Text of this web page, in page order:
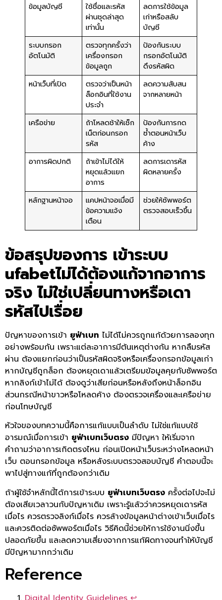
ข้อมูลบัญชี
ใช้ชื่อและรหัส
ผ่านชุดล่าสุด
เท่านั้น
ลดการใช้ข้อมูล
เก่าหรือสลับ
บัญชี
ระบบกรอก
อัตโนมัติ
ตรวจทุกครั้งว่า
เครื่องกรอก
ข้อมูลถูก
ป้องกันระบบ
กรอกอัตโนมัติ
ดึงรหัสผิด
หน้าเว็บที่เปิด
ตรวจว่าเป็นหน้า
ล็อกอินที่ใช้งาน
ประจำ
ลดความสับสน
จากหลายหน้า
เครือข่าย
ถ้าโหลดช้าให้เช็ก
เน็ตก่อนกรอก
รหัส
ป้องกันการกด
ซ้ำตอนหน้าเว็บ
ค้าง
อาการผิดปกติ
ถ้าเข้าไม่ได้ให้
หยุดแล้วแยก
อาการ
ลดการเดารหัส
ผิดหลายครั้ง
หลักฐานหน้าจอ
แคปหน้าจอเมื่อมี
ข้อความแจ้ง
เตือน
ช่วยให้ซัพพอร์ต
ตรวจสอบเร็วขึ้น
ข้อสรุปของการ เข้าระบบ
ufabetไม่ได้ต้องแก้จากอาการ
จริง ไม่ใช่เปลี่ยนทางหรือเดา
รหัสไปเรื่อย
ปัญหาของการเข้า ยูฟ่าเบท ไม่ได้ไม่ควรถูกแก้ด้วยการลองทุก
อย่างพร้อมกัน เพราะแต่ละอาการมีต้นเหตุต่างกัน หากลืมรหัส
ผ่าน ต้องแยกก่อนว่าเป็นรหัสผิดจริงหรือเครื่องกรอกข้อมูลเก่า
หากบัญชีถูกล็อก ต้องหยุดเดาแล้วเตรียมข้อมูลคุยกับซัพพอร์ต
หากลิงก์เข้าไม่ได้ ต้องดูว่าเสียก่อนหรือหลังถึงหน้าล็อกอิน
ส่วนกรณีหน้าขาวหรือโหลดค้าง ต้องตรวจเครื่องและเครือข่าย
ก่อนโทษบัญชี
หัวใจของบทความนี้คือการแก้แบบเป็นลำดับ ไม่ใช่แก้แบบใช้
อารมณ์เมื่อการเข้า ยูฟ่าเบทเว็บตรง มีปัญหา ให้เริ่มจาก
คำถามว่าอาการเกิดตรงไหน ก่อนเปิดหน้าเว็บระหว่างโหลดหน้า
เว็บ ตอนกรอกข้อมูล หรือหลังระบบตรวจสอบบัญชี คำตอบนี้จะ
พาไปสู่ทางแก้ที่ถูกต้องกว่าเดิม
ถ้าผู้ใช้จำหลักนี้ได้การเข้าระบบ ยูฟ่าเบทเว็บตรง ครั้งต่อไปจะไม่
ต้องเสียเวลาวนกับปัญหาเดิม เพราะรู้แล้วว่าควรหยุดเดารหัส
เมื่อไร ควรตรวจลิงก์เมื่อไร ควรล้างข้อมูลหน้าต่างเข้าเว็บเมื่อไร
และควรติดต่อซัพพอร์ตเมื่อไร วิธีคิดนี้ช่วยให้การใช้งานนิ่งขึ้น
ปลอดภัยขึ้น และลดความเสี่ยงจากการแก้ผิดทางจนทำให้บัญชี
มีปัญหามากกว่าเดิม
Reference